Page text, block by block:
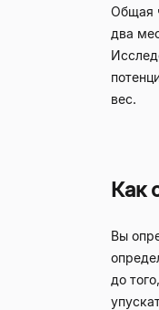
Общая
два
вес.
Как
Вы
до